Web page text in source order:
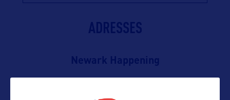
ADRESSES
Newark Happening